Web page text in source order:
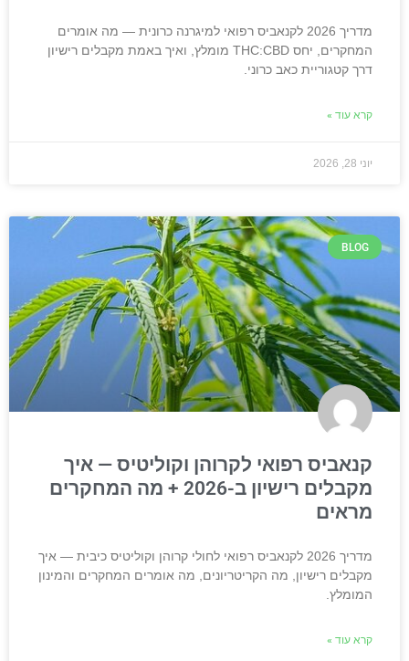
מדריך 2026 לקנאביס רפואי למיגרנה כרונית — מה אומרים
המחקרים, יחס THC:CBD מומלץ, ואיך באמת מקבלים רישיון
דרך קטגוריית כאב כרוני.
קרא עוד »
יוני 28, 2026
BLOG
קנאביס רפואי לקרוהן וקוליטיס — איך
מקבלים רישיון ב-2026 + מה המחקרים
מראים
מדריך 2026 לקנאביס רפואי לחולי קרוהן וקוליטיס כיבית — איך
מקבלים רישיון, מה הקריטריונים, מה אומרים המחקרים והמינון
המומלץ.
קרא עוד »